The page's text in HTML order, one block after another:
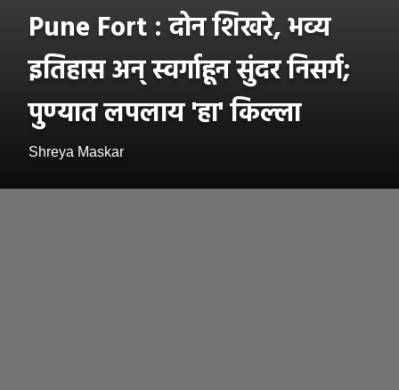
Pune Fort : दोन शिखरे, भव्य
इतिहास अन् स्वर्गाहून सुंदर निसर्ग;
पुण्यात लपलाय 'हा' किल्ला
Shreya Maskar